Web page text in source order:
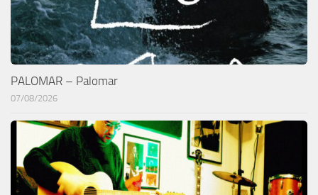
PALOMAR – Palomar
07/08/2026